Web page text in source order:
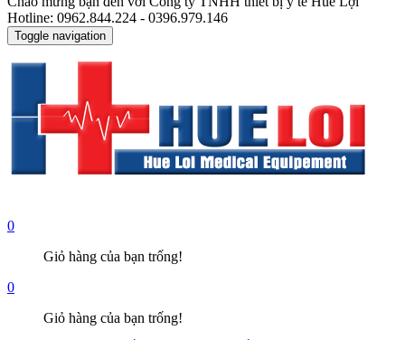
Hotline: 0962.844.224 - 0396.979.146
Toggle navigation
0
Giỏ hàng của bạn trống!
0
Giỏ hàng của bạn trống!